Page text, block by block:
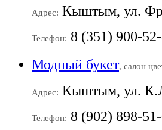
Адрес: Кыштым, ул.
Телефон: 8 (351) 900-
Модный букет, салон
Адрес: Кыштым, ул.
Телефон: 8 (902) 898-